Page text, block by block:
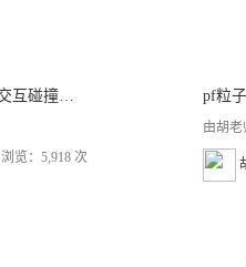
C4D for realflow 脉动流体交互碰撞教程
浏览：5,918 次
pf粒
由胡